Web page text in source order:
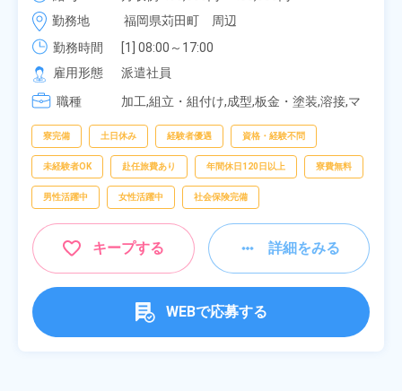
費会社負担！社員食堂あり！日払いあり！土日休
み！特別賞与90万円支給！《福岡県京都郡苅田町》
時給 1,900円～1,900円
勤務地
福岡県苅田町　周辺
勤務時間
[1] 08:00～17:00
[2] 20:00～05:00
[3] 06:30～15:00
[4] 14:30～23:00
雇用形態
派遣社員
職種
加工,組立・組付け,成型,板金・塗装,溶接,マ
査,物流・配送
寮完備 土日休み 経験者優遇 資格・経験不問
未経験者OK 赴任旅費あり 年間休日120日以上 寮費無料
男性活躍中 女性活躍中 社会保険完備
キープする 詳細をみる
WEBで応募する